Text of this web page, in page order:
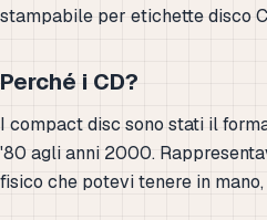
stampabile per etichette disco
Perché i CD?
I compact disc sono stati il
'80 agli anni 2000.
fisico che potevi tenere in